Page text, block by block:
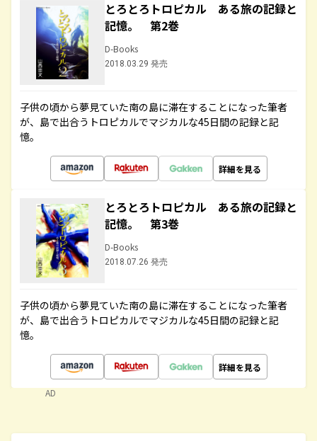
とろとろトロピカル ある旅の記録と
記憶。 第2巻
D-Books
2018.03.29 発売
子供の頃から夢見ていた南の島に滞在することになった筆者
が、島で出合うトロピカルでマジカルな45日間の記録と記
憶。
詳細を見る
とろとろトロピカル ある旅の記録と
記憶。 第3巻
D-Books
2018.07.26 発売
子供の頃から夢見ていた南の島に滞在することになった筆者
が、島で出合うトロピカルでマジカルな45日間の記録と記
憶。
詳細を見る
AD